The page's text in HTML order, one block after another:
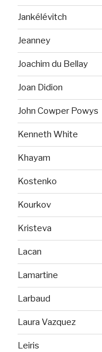
Jankélévitch
Jeanney
Joachim du Bellay
Joan Didion
John Cowper Powys
Kenneth White
Khayam
Kostenko
Kourkov
Kristeva
Lacan
Lamartine
Larbaud
Laura Vazquez
Leiris